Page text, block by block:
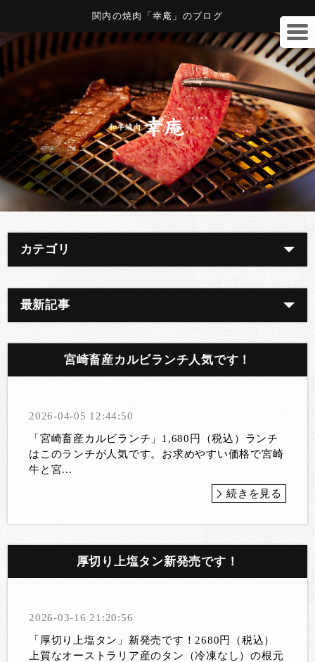
関内の焼肉「幸庵」のブログ
カテゴリ
最新記事
宮崎畜産カルビランチ人気です！
2026-04-05 12:44:50
「宮崎畜産カルビランチ」1,680円（税込）ランチ
はこのランチが人気です。お求めやすい価格で宮崎
牛と宮...
続きを見る
厚切り上塩タン新発売です！
2026-03-16 21:20:56
「厚切り上塩タン」新発売です！2680円（税込）
上質なオーストラリア産のタン（冷凍なし）の根元